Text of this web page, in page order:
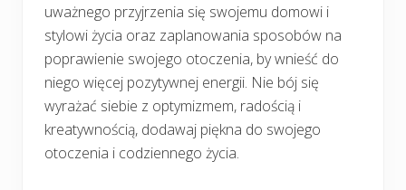
uważnego przyjrzenia się swojemu domowi i
stylowi życia oraz zaplanowania sposobów na
poprawienie swojego otoczenia, by wnieść do
niego więcej pozytywnej energii. Nie bój się
wyrażać siebie z optymizmem, radością i
kreatywnością, dodawaj piękna do swojego
otoczenia i codziennego życia.